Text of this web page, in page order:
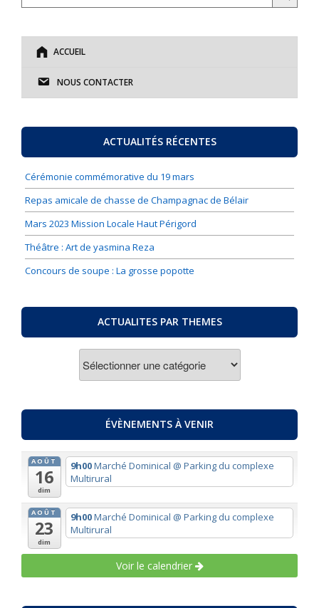
ACCUEIL
NOUS CONTACTER
ACTUALITÉS RÉCENTES
Cérémonie commémorative du 19 mars
Repas amicale de chasse de Champagnac de Bélair
Mars 2023 Mission Locale Haut Périgord
Théâtre : Art de yasmina Reza
Concours de soupe : La grosse popotte
ACTUALITES PAR THEMES
ÉVÈNEMENTS À VENIR
AOÛT
16
dim
9h00Marché Dominical @ Parking du complexe
Multirural
AOÛT
23
dim
9h00Marché Dominical @ Parking du complexe
Multirural
Voir le calendrier